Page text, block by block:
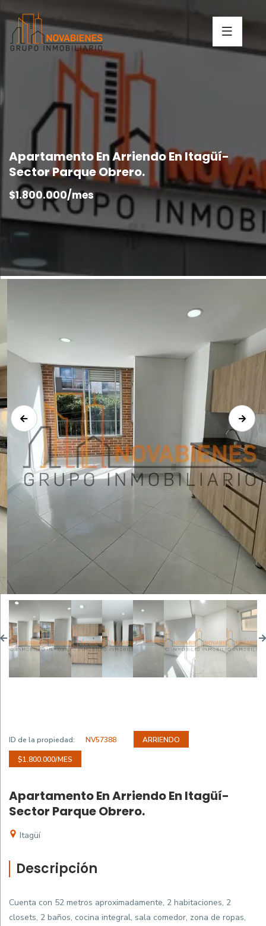
Apartamento En Arriendo En Itagüí-
Sector Parque Obrero.
$1.800.000/mes
ID de la propiedad: NV57388 ARRIENDO
$1.800.000/MES
Apartamento En Arriendo En Itagüí-
Sector Parque Obrero.
Itagüí
Descripción
Cuenta con 52 metros aproximadamente, 2 habitaciones, 2
closets, 2 baños, cocina integral, sala comedor, zona de ropas,